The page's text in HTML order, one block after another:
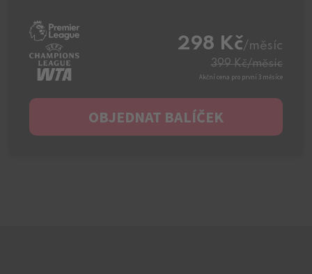
298 Kč/měsíc
399 Kč/měsíc
Akční cena pro první 3 měsíce
OBJEDNAT BALÍČEK